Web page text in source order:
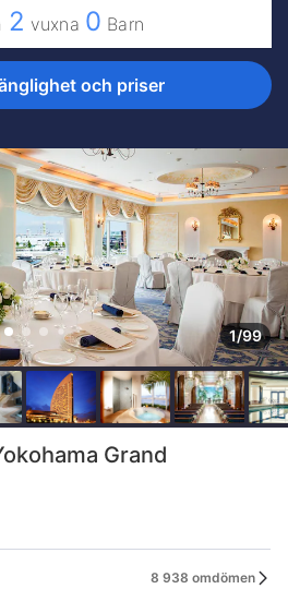
2 vuxna 0 Barn
och priser
1/99
Grand
8 938 omdömen